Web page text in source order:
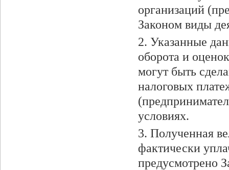
организаций
Законом виды
2. Указанные
оборота и
могут быть
налоговых
условиях.
3. Полученная
фактически
предусмотрено